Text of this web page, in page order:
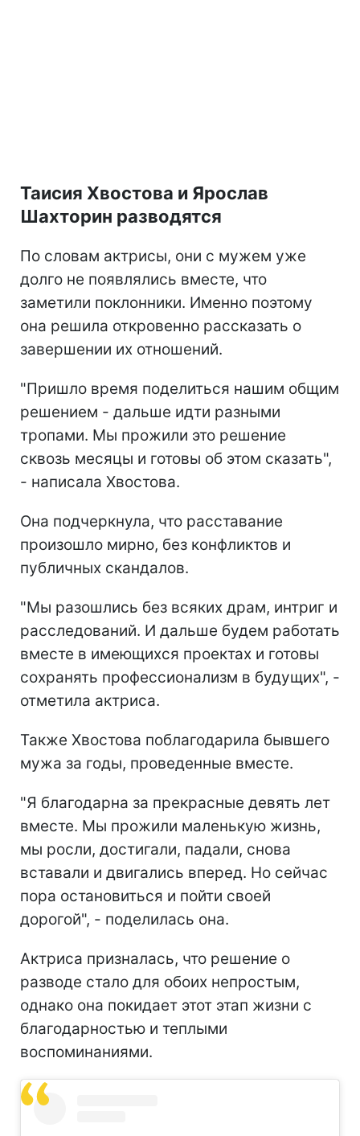
Таисия Хвостова и Ярослав
Шахторин разводятся
По словам актрисы, они с мужем уже
долго не появлялись вместе, что
заметили поклонники. Именно поэтому
она решила откровенно рассказать о
завершении их отношений.
"Пришло время поделиться нашим общим
решением - дальше идти разными
тропами. Мы прожили это решение
сквозь месяцы и готовы об этом сказать",
- написала Хвостова.
Она подчеркнула, что расставание
произошло мирно, без конфликтов и
публичных скандалов.
"Мы разошлись без всяких драм, интриг и
расследований. И дальше будем работать
вместе в имеющихся проектах и готовы
сохранять профессионализм в будущих", -
отметила актриса.
Также Хвостова поблагодарила бывшего
мужа за годы, проведенные вместе.
"Я благодарна за прекрасные девять лет
вместе. Мы прожили маленькую жизнь,
мы росли, достигали, падали, снова
вставали и двигались вперед. Но сейчас
пора остановиться и пойти своей
дорогой", - поделилась она.
Актриса призналась, что решение о
разводе стало для обоих непростым,
однако она покидает этот этап жизни с
благодарностью и теплыми
воспоминаниями.